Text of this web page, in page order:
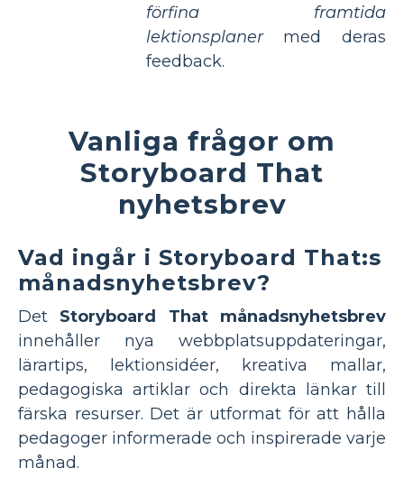
förfina framtida
lektionsplanermed deras
feedback.
Vanliga frågor om
Storyboard That
nyhetsbrev
Vad ingår i Storyboard That:s
månadsnyhetsbrev?
Det Storyboard That månadsnyhetsbrev
innehåller nya webbplatsuppdateringar,
lärartips, lektionsidéer, kreativa mallar,
pedagogiska artiklar och direkta länkar till
färska resurser. Det är utformat för att hålla
pedagoger informerade och inspirerade varje
månad.